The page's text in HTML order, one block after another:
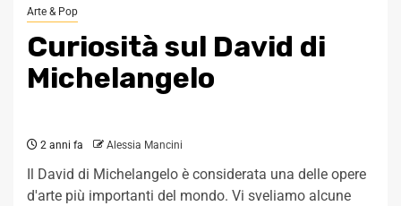
Arte & Pop
Curiosità sul David di
Michelangelo
2 anni fa Alessia Mancini
Il David di Michelangelo è considerata una delle opere
d'arte più importanti del mondo. Vi sveliamo alcune